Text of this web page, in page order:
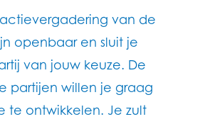
van de
openbaar en sluit je
van jouw keuze. De
partijen willen je graag
te ontwikkelen. Je zult